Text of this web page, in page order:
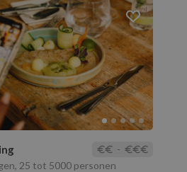
-
25 tot 5000 personen